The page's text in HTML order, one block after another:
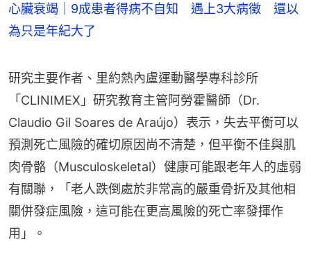
心臟衰竭｜9成患者得病不自知 遇上3大病徵 還以
為只是年紀大了
研究主要作者、里約熱內盧運動醫學專科診所
「CLINIMEX」研究教育主管阿勞霍醫師（Dr.
Claudio Gil Soares de Araújo）表示，失去平衡可以
預測死亡風險的確切原因尚不清楚，但平衡不佳與肌
肉骨骼（Musculoskeletal）健康可能跟老年人的虛弱
有關聯，「老人跌倒處於非常高的嚴重骨折及其他相
關併發症風險，這可能在更高風險的死亡率發揮作
用」。